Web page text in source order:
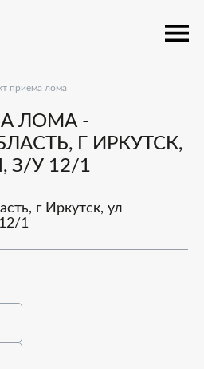
приема лома
ЛОМА -
Г ИРКУТСК,
З/У 12/1
г Иркутск, ул
1